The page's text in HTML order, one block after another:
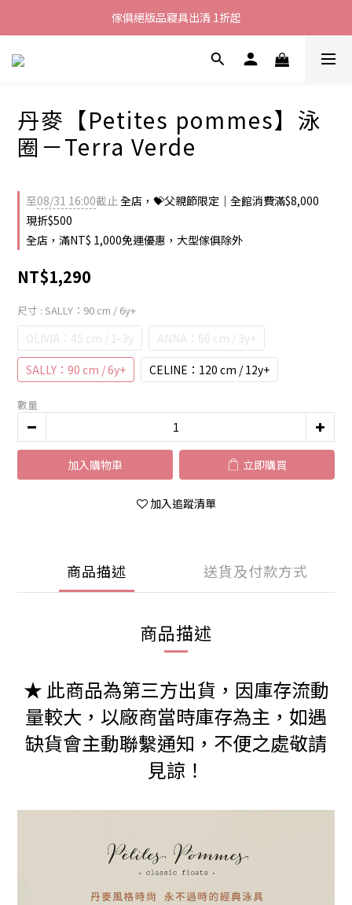
加入LINE好友就送您200元折價卷
傢俱絕版品寢具出清 1折起
全館滿$8000現折$500
丹麥【Petites pommes】泳
圈－Terra Verde
至08/31 16:00截止全店，💝父親節限定｜全館消費滿$8,000
現折$500
全店，滿NT$ 1,000免運優惠，大型傢俱除外
NT$1,290
尺寸 : SALLY：90 cm / 6y+
OLIVIA：45 cm / 1-3y
ANNA：60 cm / 3y+
SALLY：90 cm / 6y+
CELINE：120 cm / 12y+
數量
加入購物車 立即購買
加入追蹤清單
商品描述 送貨及付款方式
商品描述
★ 此商品為第三方出貨，因庫存流動
量較大，以廠商當時庫存為主，如遇
缺貨會主動聯繫通知，不便之處敬請
見諒！